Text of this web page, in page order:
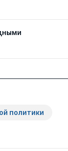
политики